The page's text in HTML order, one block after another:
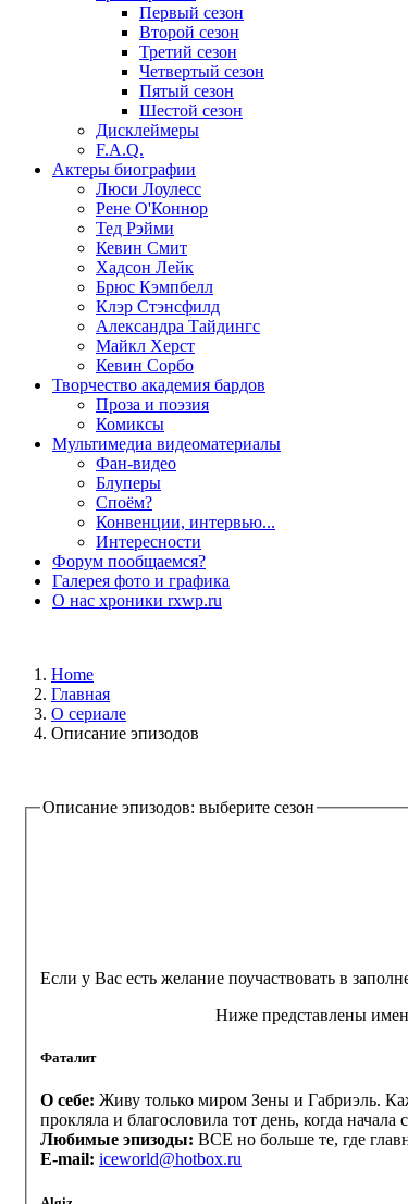
Первый сезон
Второй сезон
Третий сезон
Четвертый сезон
Пятый сезон
Шестой сезон
Дисклеймеры
F.A.Q.
Актеры биографии
Люси Лоулесс
Рене О'Коннор
Тед Рэйми
Кевин Смит
Хадсон Лейк
Брюс Кэмпбелл
Клэр Стэнсфилд
Александра Тайдингс
Майкл Херст
Кевин Сорбо
Творчество академия бардов
Проза и поэзия
Комиксы
Мультимедиа видеоматериалы
Фан-видео
Блуперы
Споём?
Конвенции, интервью...
Интересности
Форум пообщаемся?
Галерея фото и графика
О нас хроники rxwp.ru
Home
Главная
О сериале
Описание эпизодов
Описание эпизодов: выберите сезон
Если у Вас есть желание поучаствовать в
Ниже представлены
Фаталит
О себе: Живу только миром Зены и Габриэль. Каждая серия - соль на рану и бальзам на сердце. Моя душа рвется на
прокляла и благословила тот
Любимые эпизоды: ВСЕ но больше те, где
E-mail: iceworld@hotbox.ru